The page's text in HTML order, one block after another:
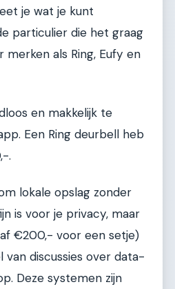
je wat je kunt
particulier die het graag
merken als Ring, Eufy en
en makkelijk te
Een Ring deurbell heb
.
lokale opslag zonder
is voor je privacy, maar
€200,- voor een setje)
van discussies over data-
Deze systemen zijn